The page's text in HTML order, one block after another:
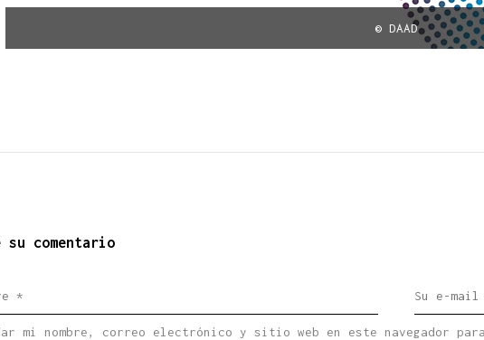
© DAAD
su comentario
mi nombre, correo electrónico y sitio web en este navegador